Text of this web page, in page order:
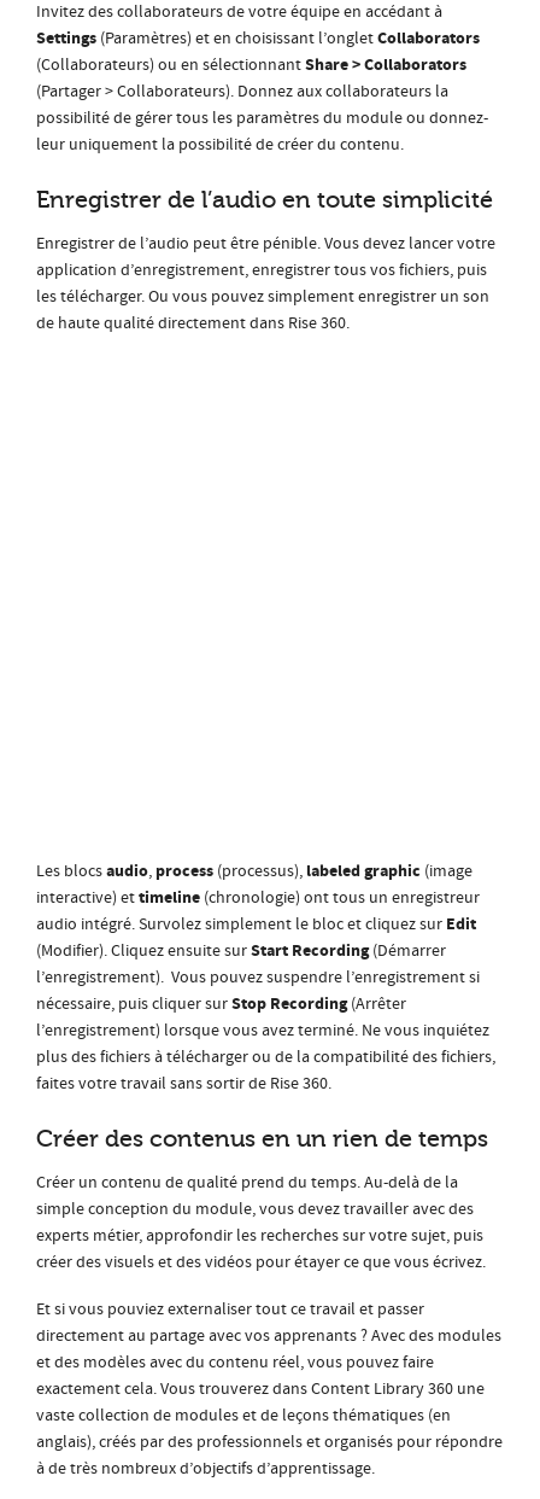
Invitez des collaborateurs de votre équipe en accédant à
Settings (Paramètres) et en choisissant l’ongletCollaborators
(Collaborateurs) ou en sélectionnantShare > Collaborators
(Partager > Collaborateurs). Donnez aux collaborateurs la
possibilité de gérer tous les paramètres du module ou donnez-
leur uniquement la possibilité de créer du contenu.
Enregistrer de l’audio en toute simplicité
Enregistrer de l’audio peut être pénible. Vous devez lancer votre
application d’enregistrement, enregistrer tous vos fichiers, puis
les télécharger. Ou vous pouvez simplement enregistrer un son
de haute qualité directement dans Rise 360.
Les blocsaudio, process (processus), labeledgraphic (image
interactive) ettimeline (chronologie) ont tous un enregistreur
audio intégré. Survolez simplement le bloc et cliquez sur Edit
(Modifier). Cliquez ensuite surStart Recording(Démarrer
l’enregistrement). Vous pouvez suspendre l’enregistrement si
nécessaire, puis cliquer surStop Recording(Arrêter
l’enregistrement) lorsque vous avez terminé. Ne vous inquiétez
plus des fichiers à télécharger ou de la compatibilité des fichiers,
faites votre travail sans sortir de Rise 360.
Créer des contenus en un rien de temps
Créer un contenu de qualité prend du temps. Au-delà de la
simple conception du module, vous devez travailler avec des
experts métier, approfondir les recherches sur votre sujet, puis
créer des visuels et des vidéos pour étayer ce que vous écrivez.
Et si vous pouviez externaliser tout ce travail et passer
directement au partage avec vos apprenants ? Avec des modules
et des modèles avec du contenu réel, vous pouvez faire
exactement cela. Vous trouverez dans Content Library 360 une
vaste collection de modules et de leçons thématiques (en
anglais), créés par des professionnels et organisés pour répondre
à de très nombreux d’objectifs d’apprentissage.